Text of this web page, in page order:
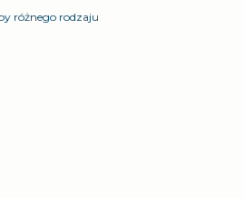
różnego rodzaju